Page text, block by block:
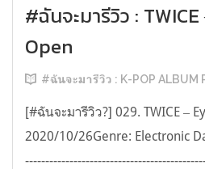
#ฉันจะมารีวิว :
Open
#ฉันจะมารีวิว : K-POP ALBUM
[#ฉันจะมารีวิว?] 029. TWICE ‒
2020/10/26Genre: Electronic